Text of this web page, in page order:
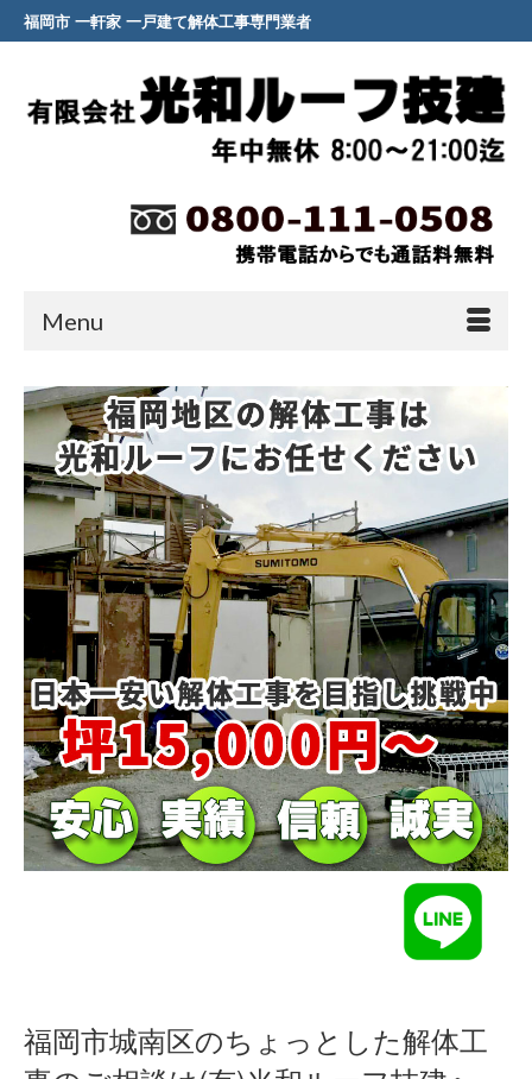
福岡市 一軒家 一戸建て解体工事専門業者
Menu
福岡市城南区のちょっとした解体工